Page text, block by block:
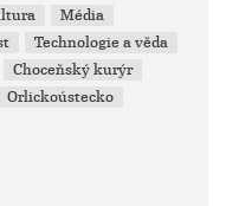
Média
Technologie a věda
Choceňský kurýr
Orlickoústecko